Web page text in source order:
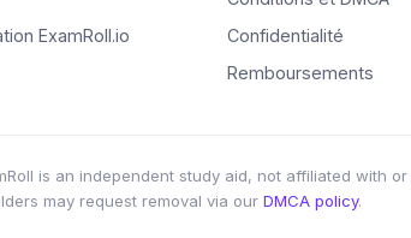
ExamRoll.io
Confidentialité
Remboursements
is an independent study aid, not affiliated with
may request removal via our DMCA policy.